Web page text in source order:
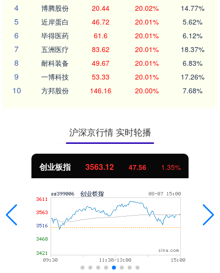
4 博腾股份 20.44 20.02% 14.77%
5 近岸蛋白 46.72 20.01% 5.62%
6 毕得医药 61.6 20.01% 6.12%
7 五洲医疗 83.62 20.01% 18.37%
8 耐科装备 49.67 20.01% 6.83%
9 一博科技 53.33 20.01% 17.26%
10 方邦股份 146.16 20.00% 7.68%
沪深京行情 实时轮播
创业板指 3563.12 47.56 1.35%